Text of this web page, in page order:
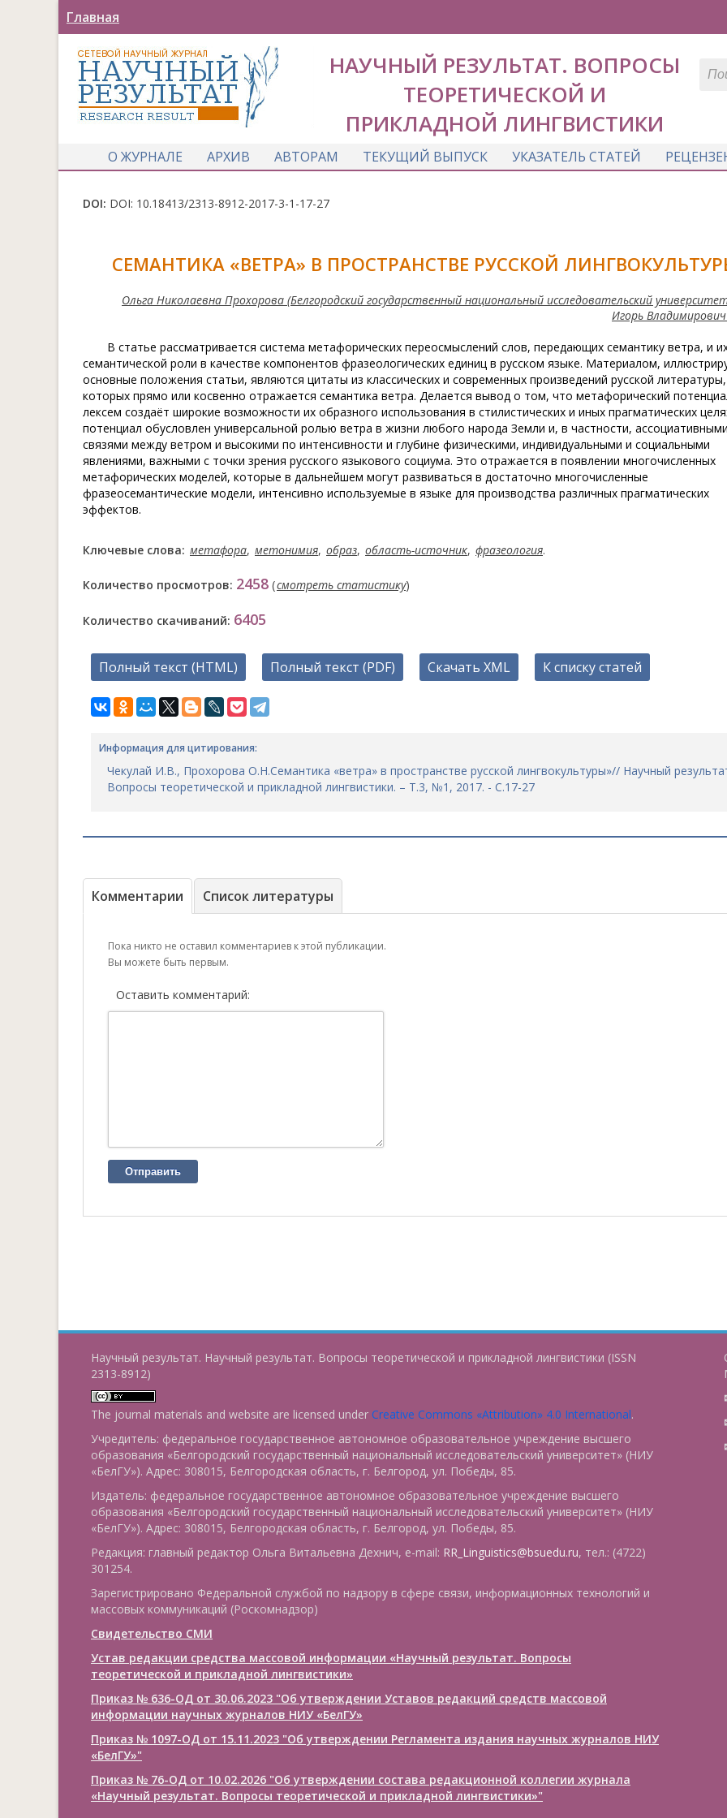
Главная
НАУЧНЫЙ РЕЗУЛЬТАТ. ВОПРОСЫ
ТЕОРЕТИЧЕСКОЙ И
ПРИКЛАДНОЙ ЛИНГВИСТИКИ
О ЖУРНАЛЕ АРХИВ АВТОРАМ ТЕКУЩИЙ ВЫПУСК УКАЗАТЕЛЬ СТАТЕЙ
DOI: DOI: 10.18413/2313-8912-2017-3-1-17-27
СЕМАНТИКА «ВЕТРА» В ПРОСТРАНСТВЕ РУССКОЙ
Ольга Николаевна Прохорова (Белгородский государственный национальный исследовательский
Игорь
В статье рассматривается система метафорических переосмыслений слов, передающих семантику ветра, и
семантической роли в качестве компонентов фразеологических единиц в русском языке. Материалом,
основные положения статьи, являются цитаты из классических и современных произведений русской
которых прямо или косвенно отражается семантика ветра. Делается вывод о том, что метафорический
лексем создаёт широкие возможности их образного использования в стилистических и иных прагматических
потенциал обусловлен универсальной ролью ветра в жизни любого народа Земли и, в частности,
связями между ветром и высокими по интенсивности и глубине физическими, индивидуальными и социальными
явлениями, важными с точки зрения русского языкового социума. Это отражается в появлении многочисленных
метафорических моделей, которые в дальнейшем могут развиваться в достаточно многочисленные
фразеосемантические модели, интенсивно используемые в языке для производства различных прагматических
эффектов.
Ключевые слова: метафора, метонимия, образ, область-источник, фразеология.
Количество просмотров: 2458 (смотреть статистику)
Количество скачиваний: 6405
Полный текст (HTML) Полный текст (PDF) Скачать XML К списку статей
Информация для цитирования:
Чекулай И.В., Прохорова О.Н.Семантика «ветра» в пространстве русской лингвокультуры»// Научный
Вопросы теоретической и прикладной лингвистики. – Т.3, №1, 2017. - С.17-27
Комментарии Список литературы
Пока никто не оставил комментариев к этой публикации.
Вы можете быть первым.
Оставить комментарий:
Отправить
Научный результат. Научный результат. Вопросы теоретической и прикладной лингвистики (ISSN
2313-8912)
The journal materials and website are licensed under Creative Commons «Attribution» 4.0 International.
Учредитель: федеральное государственное автономное образовательное учреждение высшего
образования «Белгородский государственный национальный исследовательский университет» (НИУ
«БелГУ»). Адрес: 308015, Белгородская область, г. Белгород, ул. Победы, 85.
Издатель: федеральное государственное автономное образовательное учреждение высшего
образования «Белгородский государственный национальный исследовательский университет» (НИУ
«БелГУ»). Адрес: 308015, Белгородская область, г. Белгород, ул. Победы, 85.
Редакция: главный редактор Ольга Витальевна Дехнич, e-mail: RR_Linguistics@bsuedu.ru, тел.: (4722)
301254.
Зарегистрировано Федеральной службой по надзору в сфере связи, информационных технологий и
массовых коммуникаций (Роскомнадзор)
Свидетельство СМИ
Устав редакции средства массовой информации «Научный результат. Вопросы
теоретической и прикладной лингвистики»
Приказ № 636-ОД от 30.06.2023 "Об утверждении Уставов редакций средств массовой
информации научных журналов НИУ «БелГУ»
Приказ № 1097-ОД от 15.11.2023 "Об утверждении Регламента издания научных журналов НИУ
«БелГУ»"
Приказ № 76-ОД от 10.02.2026 "Об утверждении состава редакционной коллегии журнала
«Научный результат. Вопросы теоретической и прикладной лингвистики»"